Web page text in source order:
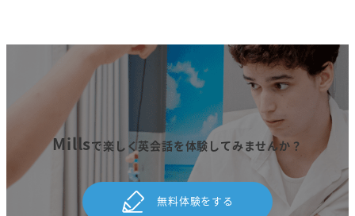
Millsで楽しく英会話を体験してみませんか？
無料体験をする